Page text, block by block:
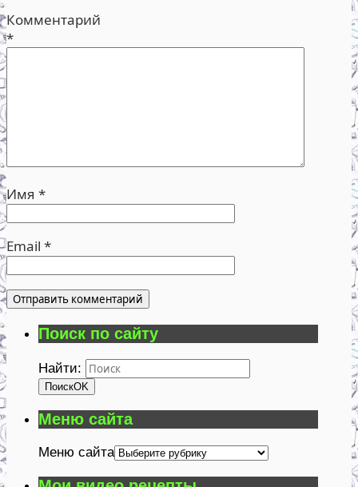
Комментарий
*
Имя *
Email *
Поиск по сайту
Найти:
ПоискOK
Меню сайта
Меню сайта